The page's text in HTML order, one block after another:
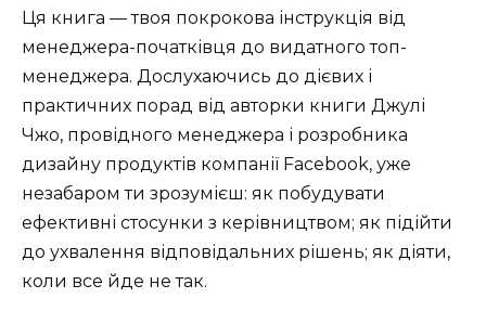
Ця книга — твоя покрокова інструкція від
менеджера-початківця до видатного топ-
менеджера. Дослухаючись до дієвих і
практичних порад від авторки книги Джулі
Чжо, провідного менеджера і розробника
дизайну продуктів компанії Facebook, уже
незабаром ти зрозумієш: як побудувати
ефективні стосунки з керівництвом; як підійти
до ухвалення відповідальних рішень; як діяти,
коли все йде не так.